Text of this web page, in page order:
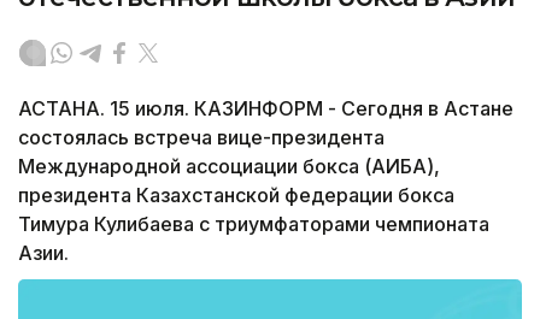
АСТАНА. 15 июля. КАЗИНФОРМ - Сегодня в Астане
состоялась встреча вице-президента
Международной ассоциации бокса (АИБА),
президента Казахстанской федерации бокса
Тимура Кулибаева с триумфаторами чемпионата
Азии.